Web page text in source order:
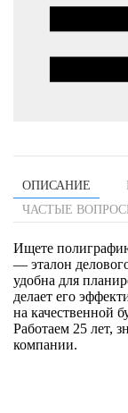
ОПИСАНИЕ
ЧАСТЫЕ
Ищете
— эталон
удобна для
делает его
на качественной
Работаем 25 лет,
компании.